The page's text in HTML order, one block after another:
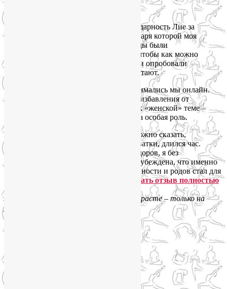
«Выражаю благодарность Лие за
практику йоги для беременных, благодаря которой моя
беременность прошла комфортно, а роды были
благополучными и легкими. Хочется, чтобы как можно
больше женщин прочитали мой отзыв и опробовали
предлагаемые Лией техники. Они работают.
Я обращалась к Лие несколько раз. Занимались мы онлайн.
Сначала она разработала практику для избавления от
головных болей, а потом мы перешли к «женской» теме –
беременности. Дыханию была отведена особая роль.
В итоге беременность прошла легко, можно сказать,
незаметно. Процесс родов, включая схватки, длился час.
Анестезия не понадобилась. Ребенок здоров, я без
повреждений. Большое спасибо Лие, я убеждена, что именно
благодаря практике йоги опыт беременности и родов стал для
Читать отзыв полностью
«О возрасте – только на